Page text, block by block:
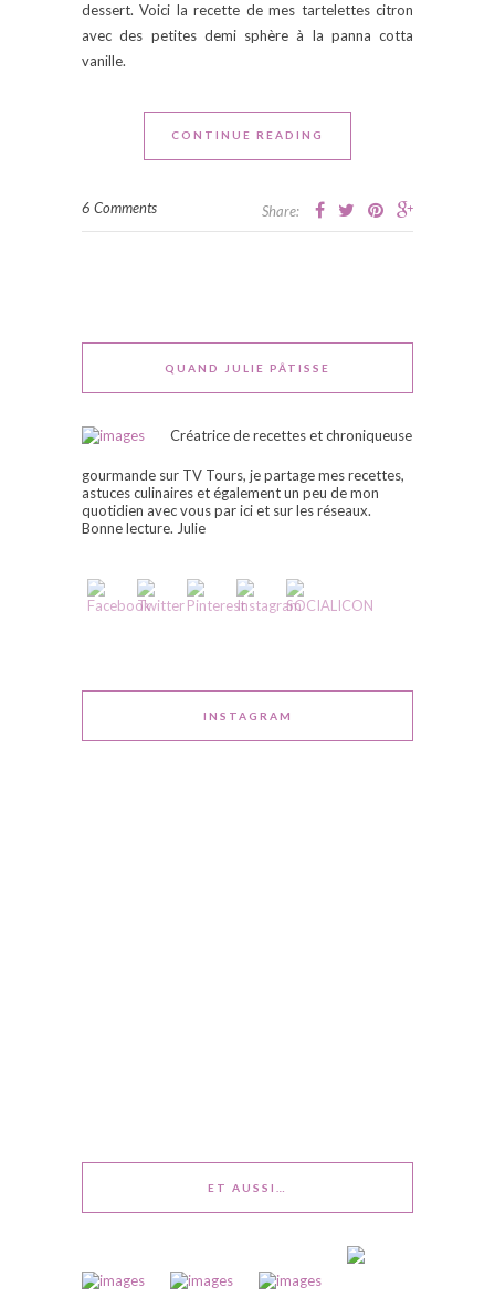
dessert. Voici la recette de mes tartelettes citron
avec des petites demi sphère à la panna cotta
vanille.
CONTINUE READING
6 Comments Share:
QUAND JULIE PÂTISSE
Créatrice de recettes et chroniqueuse
gourmande sur TV Tours, je partage mes recettes,
astuces culinaires et également un peu de mon
quotidien avec vous par ici et sur les réseaux.
Bonne lecture. Julie
INSTAGRAM
ET AUSSI…